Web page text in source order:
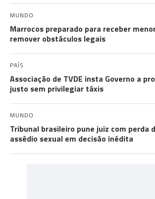
MUNDO
Marrocos preparado para receber
remover obstáculos legais
PAÍS
Associação de TVDE insta Governo a
justo sem privilegiar táxis
MUNDO
Tribunal brasileiro pune juiz com perda
assédio sexual em decisão inédita